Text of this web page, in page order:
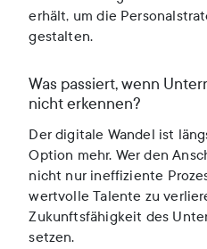
erhält, um die
gestalten.
Was passiert, wenn
nicht erkennen?
Der digitale Wandel ist
Option mehr. Wer den
nicht nur ineffiziente
wertvolle Talente zu
Zukunftsfähigkeit des
setzen.